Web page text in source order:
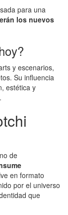
para una
los nuevos
y escenarios,
Su influencia
estética y
de
en formato
por el universo
que